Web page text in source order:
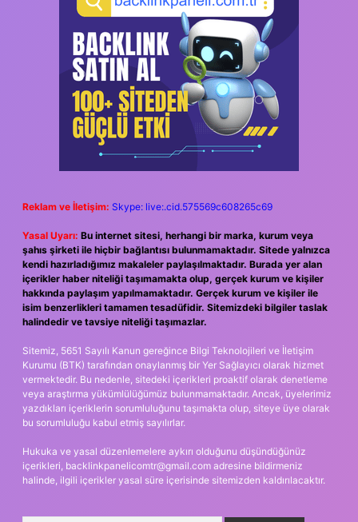
Reklam ve İletişim: Skype: live:.cid.575569c608265c69
Yasal Uyarı: Bu internet sitesi, herhangi bir marka, kurum veya
şahıs şirketi ile hiçbir bağlantısı bulunmamaktadır. Sitede yalnızca
kendi hazırladığımız makaleler paylaşılmaktadır. Burada yer alan
içerikler haber niteliği taşımamakta olup, gerçek kurum ve kişiler
hakkında paylaşım yapılmamaktadır. Gerçek kurum ve kişiler ile
isim benzerlikleri tamamen tesadüfidir. Sitemizdeki bilgiler taslak
halindedir ve tavsiye niteliği taşımazlar.
Sitemiz, 5651 Sayılı Kanun gereğince Bilgi Teknolojileri ve İletişim
Kurumu (BTK) tarafından onaylanmış bir Yer Sağlayıcı olarak hizmet
vermektedir. Bu nedenle, sitedeki içerikleri proaktif olarak denetleme
veya araştırma yükümlülüğümüz bulunmamaktadır. Ancak, üyelerimiz
yazdıkları içeriklerin sorumluluğunu taşımakta olup, siteye üye olarak
bu sorumluluğu kabul etmiş sayılırlar.
Hukuka ve yasal düzenlemelere aykırı olduğunu düşündüğünüz
içerikleri, backlinkpanelicomtr@gmail.com adresine bildirmeniz
halinde, ilgili içerikler yasal süre içerisinde sitemizden kaldırılacaktır.